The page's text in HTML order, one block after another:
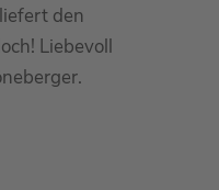
den
Liebevoll